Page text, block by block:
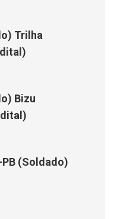
Trilha
Bizu
PB (Soldado)